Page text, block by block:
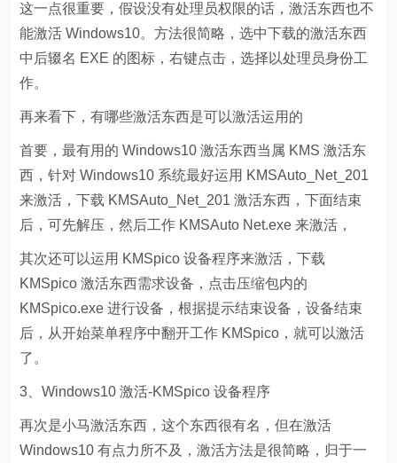
这一点很重要，假设没有处理员权限的话，激活东西也不
能激活 Windows10。方法很简略，选中下载的激活东西
中后辍名 EXE 的图标，右键点击，选择以处理员身份工
作。
再来看下，有哪些激活东西是可以激活运用的
首要，最有用的 Windows10 激活东西当属 KMS 激活东
西，针对 Windows10 系统最好运用 KMSAuto_Net_201
来激活，下载 KMSAuto_Net_201 激活东西，下面结束
后，可先解压，然后工作 KMSAuto Net.exe 来激活，
其次还可以运用 KMSpico 设备程序来激活，下载
KMSpico 激活东西需求设备，点击压缩包内的
KMSpico.exe 进行设备，根据提示结束设备，设备结束
后，从开始菜单程序中翻开工作 KMSpico，就可以激活
了。
3、Windows10 激活-KMSpico 设备程序
再次是小马激活东西，这个东西很有名，但在激活
Windows10 有点力所不及，激活方法是很简略，归于一